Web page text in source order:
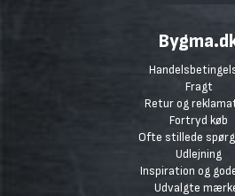
Fragt
Retur og
Fortryd køb
Ofte stillede
Udlejning
Inspiration og
Udvalgte